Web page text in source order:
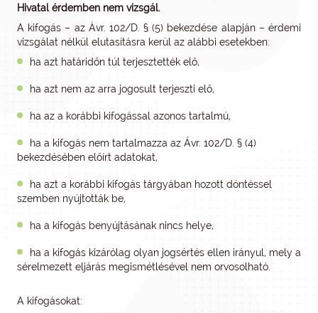
Hivatal érdemben nem vizsgál.
A kifogás – az Ávr. 102/D. § (5) bekezdése alapján – érdemi
vizsgálat nélkül elutasításra kerül az alábbi esetekben:
ha azt határidőn túl terjesztették elő,
ha azt nem az arra jogosult terjeszti elő,
ha az a korábbi kifogással azonos tartalmú,
ha a kifogás nem tartalmazza az Ávr. 102/D. § (4)
bekezdésében előírt adatokat,
ha azt a korábbi kifogás tárgyában hozott döntéssel
szemben nyújtották be,
ha a kifogás benyújtásának nincs helye,
ha a kifogás kizárólag olyan jogsértés ellen irányul, mely a
sérelmezett eljárás megismétlésével nem orvosolható.
A kifogásokat: